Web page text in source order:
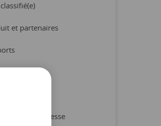
et partenaires
de presse